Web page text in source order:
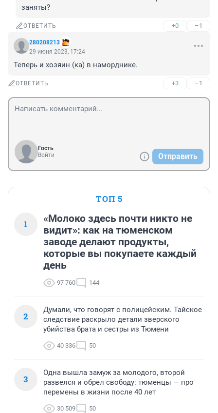
заняты?
ОТВЕТИТЬ +0 –1
280208213
29 июня 2023, 17:24
Теперь и хозяин (ка) в наморднике.
ОТВЕТИТЬ +3 –1
Гость
Войти
Отправить
ТОП 5
1
«Молоко здесь почти никто не
видит»: как на тюменском
заводе делают продукты,
которые вы покупаете каждый
день
97 760 144
2
Думали, что говорят с полицейским. Тайское
следствие раскрыло детали зверского
убийства брата и сестры из Тюмени
40 336 50
3
Одна вышла замуж за молодого, второй
развелся и обрел свободу: тюменцы — про
перемены в жизни после 40 лет
30 509 50